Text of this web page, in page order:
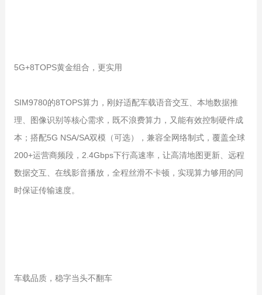
5G+8TOPS黄金组合，更实用
SIM9780的8TOPS算力，刚好适配车载语音交互、本地数据推
理、图像识别等核心需求，既不浪费算力，又能有效控制硬件成
本；搭配5G NSA/SA双模（可选），兼容全网络制式，覆盖全球
200+运营商频段，2.4Gbps下行高速率，让高清地图更新、远程
数据交互、在线影音播放，全程丝滑不卡顿，实现算力够用的同
时保证传输速度。
车载品质，稳字当头不翻车